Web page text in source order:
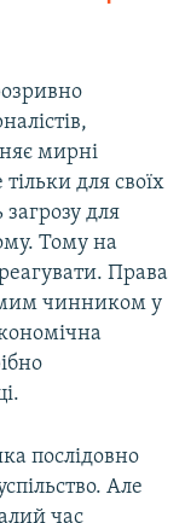
мирні
для своїх
для
Тому на
Права
чинником у
послідовно
Але
час